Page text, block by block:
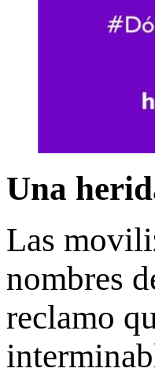
Una
Las
nombres
reclamo